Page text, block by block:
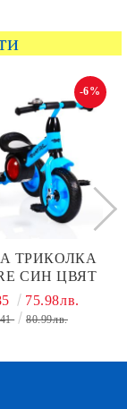
ТРИКОЛКА
СИН ЦВЯТ
-6%
75.98лв.
80.99лв.